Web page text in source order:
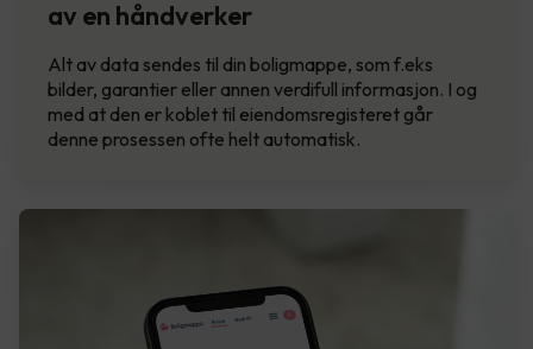
av en håndverker
Alt av data sendes til din boligmappe, som f.eks
bilder, garantier eller annen verdifull informasjon. I og
med at den er koblet til eiendomsregisteret går
denne prosessen ofte helt automatisk.